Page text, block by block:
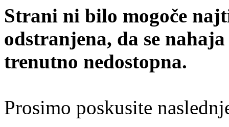
Strani ni bilo mogoče
odstranjena, da se
trenutno nedostopna.
Prosimo poskusite